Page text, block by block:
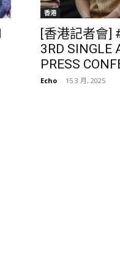
香港
[香港記者會]
3RD SINGLE
PRESS
Echo - 15 3 月, 2025